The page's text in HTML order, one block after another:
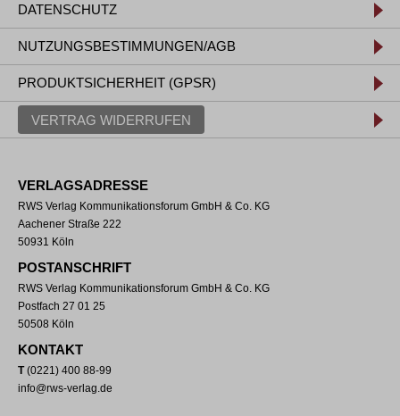
DATENSCHUTZ
NUTZUNGSBESTIMMUNGEN/AGB
PRODUKTSICHERHEIT (GPSR)
VERTRAG WIDERRUFEN
VERLAGSADRESSE
RWS Verlag Kommunikationsforum GmbH & Co. KG
Aachener Straße 222
50931 Köln
POSTANSCHRIFT
RWS Verlag Kommunikationsforum GmbH & Co. KG
Postfach 27 01 25
50508 Köln
KONTAKT
T(0221) 400 88-99
info@rws-verlag.de